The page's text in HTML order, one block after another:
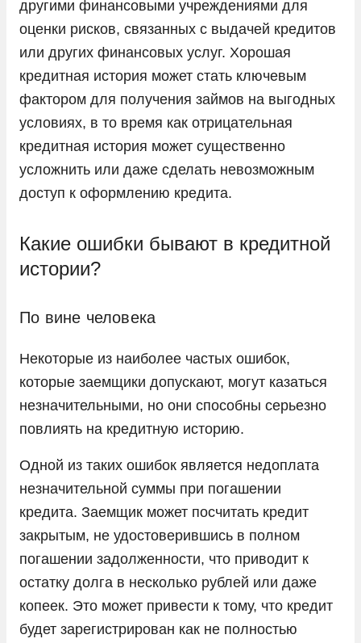
другими финансовыми учреждениями для
оценки рисков, связанных с выдачей кредитов
или других финансовых услуг. Хорошая
кредитная история может стать ключевым
фактором для получения займов на выгодных
условиях, в то время как отрицательная
кредитная история может существенно
усложнить или даже сделать невозможным
доступ к оформлению кредита.
Какие ошибки бывают в кредитной
истории?
По вине человека
Некоторые из наиболее частых ошибок,
которые заемщики допускают, могут казаться
незначительными, но они способны серьезно
повлиять на кредитную историю.
Одной из таких ошибок является недоплата
незначительной суммы при погашении
кредита. Заемщик может посчитать кредит
закрытым, не удостоверившись в полном
погашении задолженности, что приводит к
остатку долга в несколько рублей или даже
копеек. Это может привести к тому, что кредит
будет зарегистрирован как не полностью